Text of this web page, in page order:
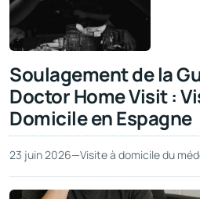
Soulagement de la
Doctor Home Visit :
Domicile en Espagne
23 juin 2026—Visite à domicile du